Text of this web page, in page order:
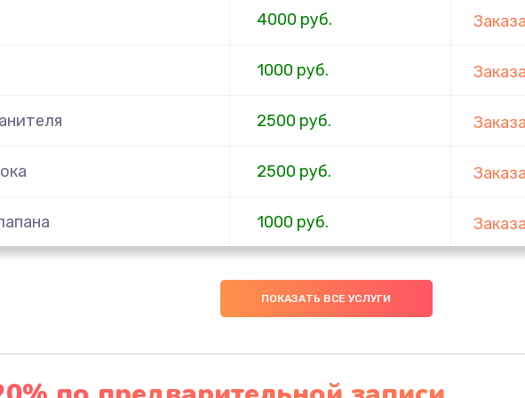
4000 руб.
1000 руб.
2500 руб.
2500 руб.
1000 руб.
1000 руб.
ПОКАЗАТЬ ВСЕ УСЛУГИ